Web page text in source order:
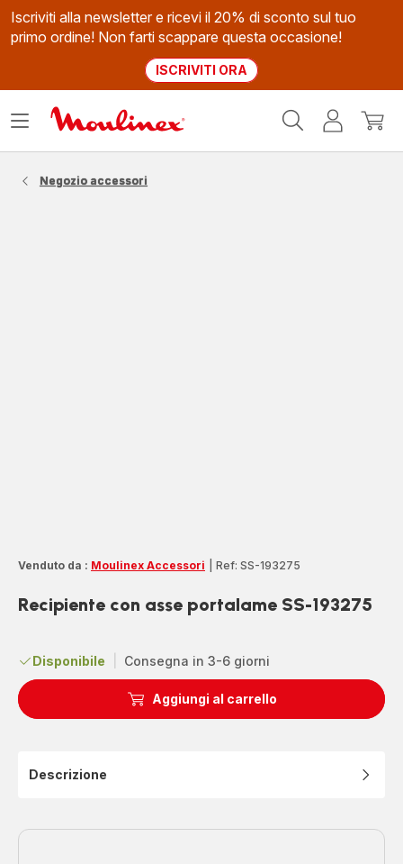
Iscriviti alla newsletter e ricevi il 20% di sconto sul tuo
primo ordine! Non farti scappare questa occasione!
ISCRIVITI ORA
Il
Apri
Negozio accessori
Venduto da : Moulinex Accessori Ref: SS-193275
Recipiente con asse portalame SS-193275
Disponibile Consegna in 3-6 giorni
Aggiungi al carrello
Descrizione